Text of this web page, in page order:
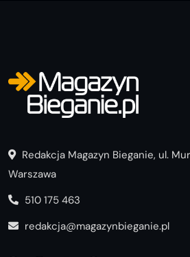
Redakcja Magazyn Bieganie, ul.
Warszawa
510 175 463
redakcja@magazynbieganie.pl